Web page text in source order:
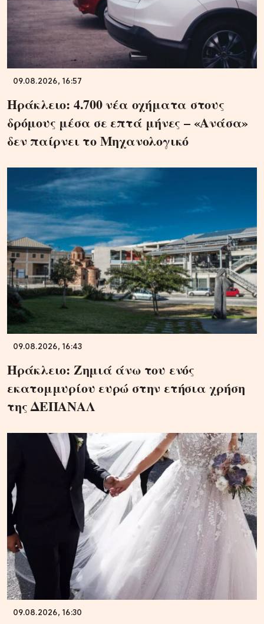
09.08.2026, 16:57
Ηράκλειο: 4.700 νέα οχήματα στους
δρόμους μέσα σε επτά μήνες – «Ανάσα»
δεν παίρνει το Μηχανολογικό
09.08.2026, 16:43
Ηράκλειο: Ζημιά άνω του ενός
εκατομμυρίου ευρώ στην ετήσια χρήση
της ΔΕΠΑΝΑΛ
09.08.2026, 16:30